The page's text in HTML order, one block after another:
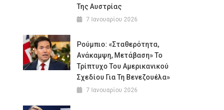
Της Αυστρίας
7 Ιανουαρίου 2026
Ρούμπιο: «Σταθερότητα,
Ανάκαμψη, Μετάβαση» Το
Τρίπτυχο Του Αμερικανικού
Σχεδίου Για Τη Βενεζουέλα»
7 Ιανουαρίου 2026